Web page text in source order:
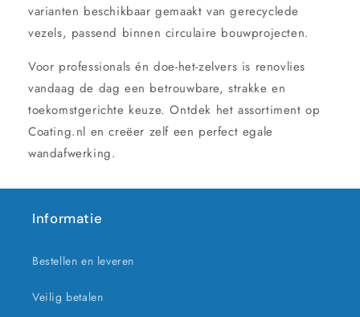
varianten beschikbaar gemaakt van gerecyclede
vezels, passend binnen circulaire bouwprojecten.
Voor professionals én doe-het-zelvers is renovlies
vandaag de dag een betrouwbare, strakke en
toekomstgerichte keuze. Ontdek het assortiment op
Coating.nl en creëer zelf een perfect egale
wandafwerking.
Informatie
Bestellen en leveren
Veilig betalen